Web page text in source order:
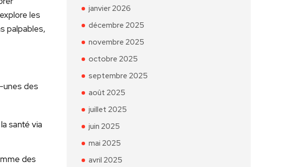
les
palpables,
des​
santé via
des
janvier 2026
décembre 2025
novembre 2025
octobre 2025
septembre 2025
août 2025
juillet 2025
juin 2025
mai 2025
avril 2025